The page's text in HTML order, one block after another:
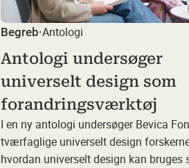
Begreb·Antologi
Antologi undersøger
universelt design som
forandringsværktøj
I en ny antologi undersøger Bevica
tværfaglige universelt design
hvordan universelt design kan bruges